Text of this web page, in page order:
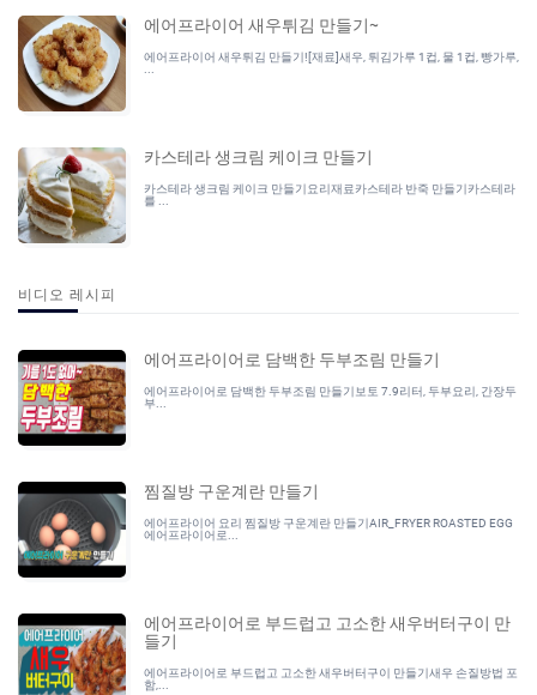
에어프라이어 새우튀김 만들기~
에어프라이어 새우튀김 만들기![재료]새우, 튀김가루 1컵, 물 1컵, 빵가루,
카스테라 생크림 케이크 만들기
카스테라 생크림 케이크 만들기요리재료카스테라 반죽 만들기카스테라
를 ...
비디오 레시피
에어프라이어로 담백한 두부조림 만들기
에어프라이어로 담백한 두부조림 만들기보토 7.9리터, 두부요리, 간장두
부...
찜질방 구운계란 만들기
에어프라이어 요리 찜질방 구운계란 만들기AIR_FRYER ROASTED EGG
에어프라이어로...
에어프라이어로 부드럽고 고소한 새우버터구이 만
들기
에어프라이어로 부드럽고 고소한 새우버터구이 만들기새우 손질방법 포
함,...